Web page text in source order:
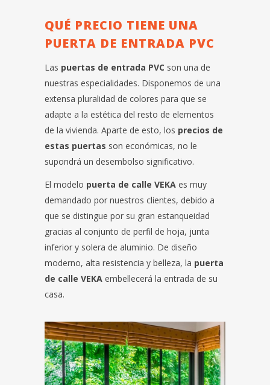
QUÉ PRECIO TIENE UNA
PUERTA DE ENTRADA PVC
Las puertas de entrada PVC son una de
nuestras especialidades. Disponemos de una
extensa pluralidad de colores para que se
adapte a la estética del resto de elementos
de la vivienda. Aparte de esto, los precios de
estas puertas son económicas, no le
supondrá un desembolso significativo.
El modelo puerta de calle VEKA es muy
demandado por nuestros clientes, debido a
que se distingue por su gran estanqueidad
gracias al conjunto de perfil de hoja, junta
inferior y solera de aluminio. De diseño
moderno, alta resistencia y belleza, la puerta
de calle VEKA embellecerá la entrada de su
casa.